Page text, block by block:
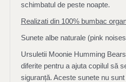
schimbatul de peste noapte.
Realizati din 100% bumbac
Sunete albe naturale (pink
Ursuletii Moonie Humming
diferite pentru a ajuta copilul să
siguranță. Aceste sunete nu